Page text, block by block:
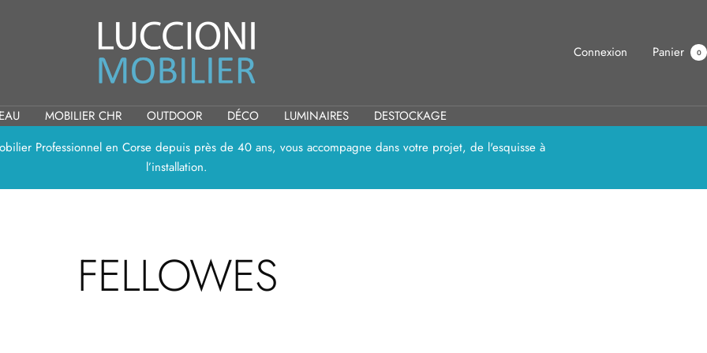
Mobilier
Connexion Panier 0
MOBILIER CHR OUTDOOR DÉCO LUMINAIRES
DESTOCKAGE
Professionnel en Corse depuis près de 40 ans, vous accompagne dans votre projet, de l'esquisse à
l’installation.
FELLOWES